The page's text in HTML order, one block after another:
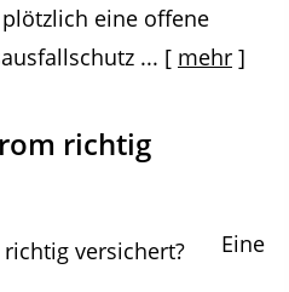
eine offene
... [ mehr ]
richtig
Eine